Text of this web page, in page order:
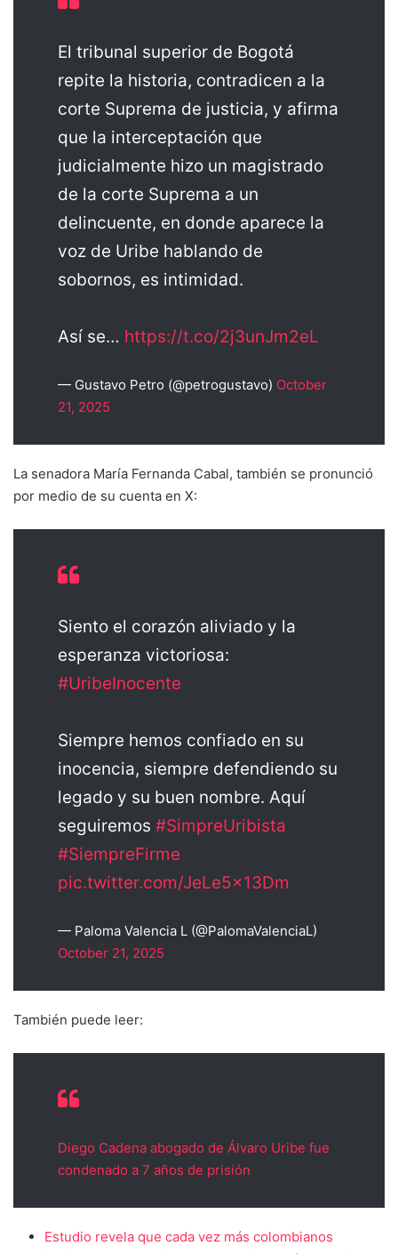
El tribunal superior de Bogotá
repite la historia, contradicen a la
corte Suprema de justicia, y afirma
que la interceptación que
judicialmente hizo un magistrado
de la corte Suprema a un
delincuente, en donde aparece la
voz de Uribe hablando de
sobornos, es intimidad.
Así se… https://t.co/2j3unJm2eL
— Gustavo Petro (@petrogustavo) October
21, 2025
La senadora María Fernanda Cabal, también se pronunció
por medio de su cuenta en X:
Siento el corazón aliviado y la
esperanza victoriosa:
#UribeInocente
Siempre hemos confiado en su
inocencia, siempre defendiendo su
legado y su buen nombre. Aquí
seguiremos #SimpreUribista
#SiempreFirme
pic.twitter.com/JeLe5x13Dm
— Paloma Valencia L (@PalomaValenciaL)
October 21, 2025
También puede leer:
Diego Cadena abogado de Álvaro Uribe fue
condenado a 7 años de prisión
Estudio revela que cada vez más colombianos